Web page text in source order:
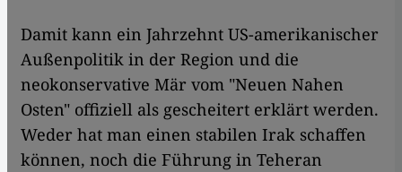
Damit kann ein Jahrzehnt US-amerikanischer
Außenpolitik in der Region und die
neokonservative Mär vom "Neuen Nahen
Osten" offiziell als gescheitert erklärt werden.
Weder hat man einen stabilen Irak schaffen
können, noch die Führung in Teheran